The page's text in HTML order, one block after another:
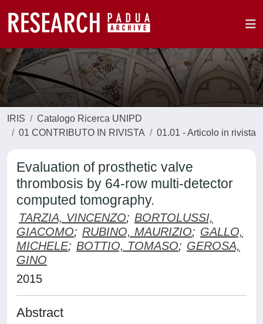
IRIS
Catalogo Ricerca UNIPD
01 CONTRIBUTO IN RIVISTA
01.01 - Articolo in rivista
Evaluation of prosthetic valve
thrombosis by 64-row multi-detector
computed tomography.
TARZIA, VINCENZO; BORTOLUSSI,
GIACOMO; RUBINO, MAURIZIO; GALLO,
MICHELE; BOTTIO, TOMASO; GEROSA,
GINO
2015
Abstract